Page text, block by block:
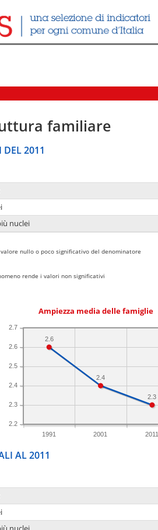
familiare
2011
nuclei
nullo o poco significativo del denominatore
rende i valori non significativi
Ampiezza media delle famiglie
1991 2001 2011
2.2
2.3
2.4
2.5
2.6
2.7
2.3
2.4
2.6
AL 2011